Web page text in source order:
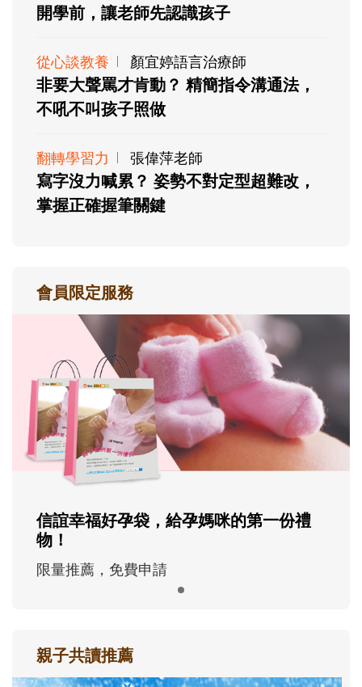
開學前，讓老師先認識孩子
從心談教養 顏宜婷語言治療師
非要大聲罵才肯動？ 精簡指令溝通法，
不吼不叫孩子照做
翻轉學習力 張偉萍老師
寫字沒力喊累？ 姿勢不對定型超難改，
掌握正確握筆關鍵
會員限定服務
信誼幸福好孕袋，給孕媽咪的第一份禮
物！
限量推薦，免費申請
親子共讀推薦